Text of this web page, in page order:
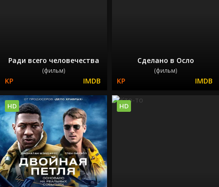
Ради всего человечества
(фильм)
Сделано в Осло
(фильм)
HD HD